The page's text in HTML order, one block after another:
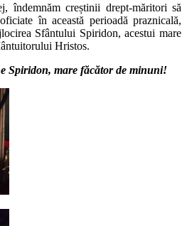
îndemnăm creștinii drept-măritori să
în această perioadă praznicală,
Sfântului Spiridon, acestui mare
Hristos.
Spiridon, mare făcător de minuni!